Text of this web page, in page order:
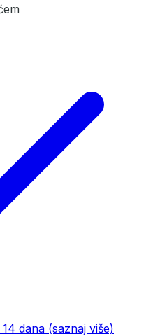
dana (saznaj više)